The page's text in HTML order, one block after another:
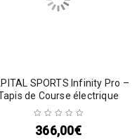
SPORTS Infinity Pro –
de Course électrique
366,00€